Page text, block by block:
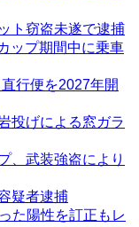
ト窃盗未遂で逮捕
ップ期間中に乗車
行便を2027年開
投げによる窓ガラ
、武装強盗により
疑者逮捕
た陽性を訂正もレ